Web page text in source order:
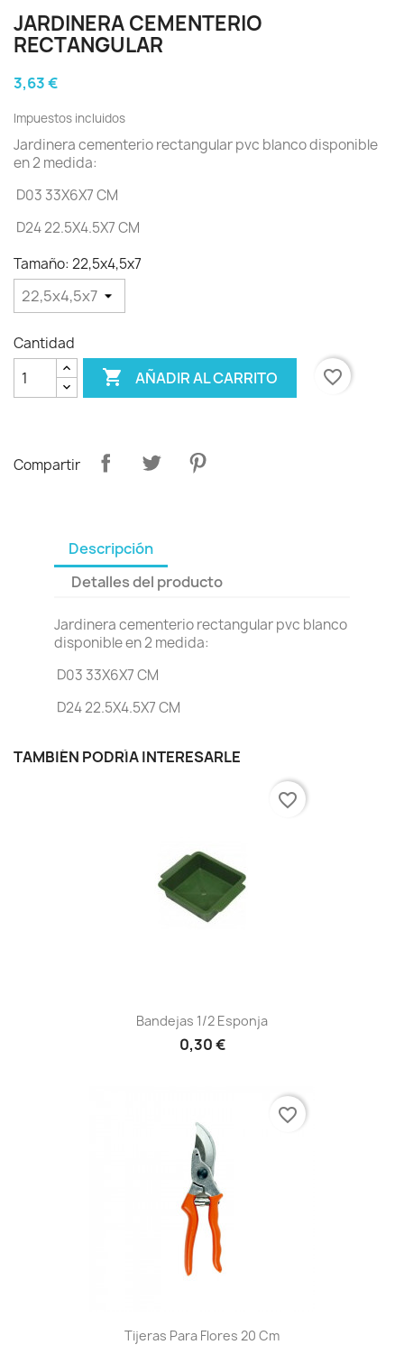
JARDINERA CEMENTERIO
RECTANGULAR
3,63 €
Impuestos incluidos
Jardinera cementerio rectangular pvc blanco disponible
en 2 medida:
D03 33X6X7 CM
D24 22.5X4.5X7 CM
Tamaño: 22,5x4,5x7
Cantidad
 AÑADIR AL CARRITO favorite_border
Compartir
Descripción
Detalles del producto
Jardinera cementerio rectangular pvc blanco
disponible en 2 medida:
D03 33X6X7 CM
D24 22.5X4.5X7 CM
TAMBIÉN PODRÍA INTERESARLE
Bandejas 1/2 Esponja
0,30 €
favorite_border
Tijeras Para Flores 20 Cm
favorite_border